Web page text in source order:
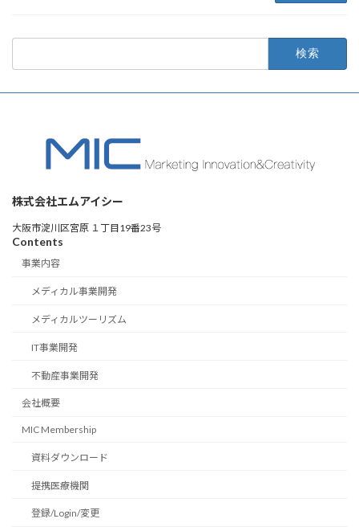
株式会社エムアイシー
大阪市淀川区宮原 １丁目19番23号
Contents
事業内容
メディカル事業開発
メディカルツーリズム
IT事業開発
不動産事業開発
会社概要
MIC Membership
資料ダウンロード
提携医療機関
登録/Login/変更